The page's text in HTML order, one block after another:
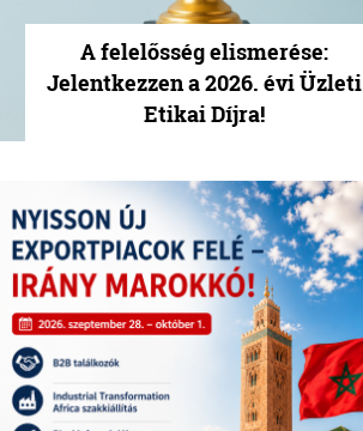
A felelősség elismerése:
Jelentkezzen a 2026. évi Üzleti
Etikai Díjra!